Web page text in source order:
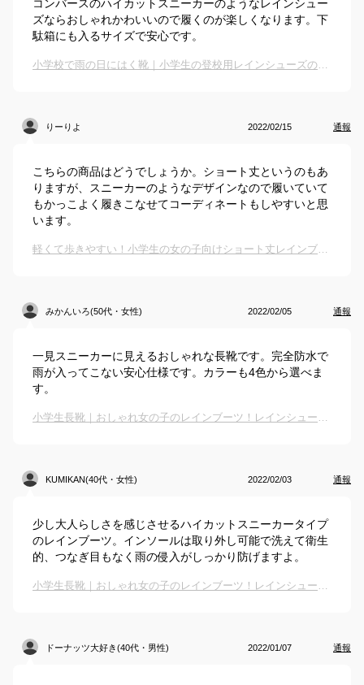
コンバースのハイカットスニーカーのようなレインシュー
ズならおしゃれかわいいので履くのが楽しくなります。下
駄箱にも入るサイズで安心です。
小学校で雨の日にはく靴｜小学生の登校用レインシューズのおすすめは？
りーりよ 2022/02/15 通報
こちらの商品はどうでしょうか。ショート丈というのもあ
りますが、スニーカーのようなデザインなので履いていて
もかっこよく履きこなせてコーディネートもしやすいと思
います。
軽くて歩きやすい！小学生の女の子向けショート丈レインブーツのおすすめは？
みかんいろ(50代・女性) 2022/02/05 通報
一見スニーカーに見えるおしゃれな長靴です。完全防水で
雨が入ってこない安心仕様です。カラーも4色から選べま
す。
小学生長靴｜おしゃれ女の子のレインブーツ！レインシューズや長靴に見えない長靴のおすすめは？
KUMIKAN(40代・女性) 2022/02/03 通報
少し大人らしさを感じさせるハイカットスニーカータイプ
のレインブーツ。インソールは取り外し可能で洗えて衛生
的、つなぎ目もなく雨の侵入がしっかり防げますよ。
小学生長靴｜おしゃれ女の子のレインブーツ！レインシューズや長靴に見えない長靴のおすすめは？
ドーナッツ大好き(40代・男性) 2022/01/07 通報